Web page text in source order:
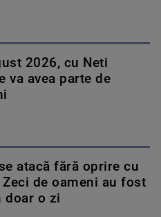
2026, cu Neti
va avea parte de
atacă fără oprire cu
de oameni au fost
doar o zi